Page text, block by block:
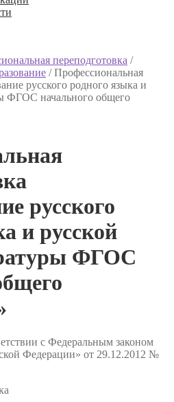
переподготовка /
/Профессиональная
русского родного языка и
ФГОС начального общего
русского
и русской
ФГОС
с Федеральным законом
Федерации» от 29.12.2012 №